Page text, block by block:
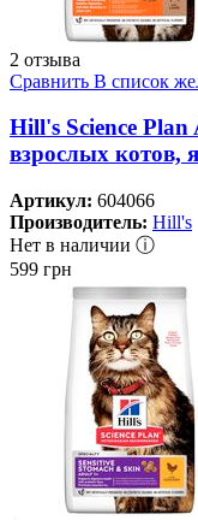
2 отзыва
Сравнить В список
Hill's Science
взрослых котов,
Артикул: 604066
Производитель: Hill's
Нет в наличии ⓘ
599 грн